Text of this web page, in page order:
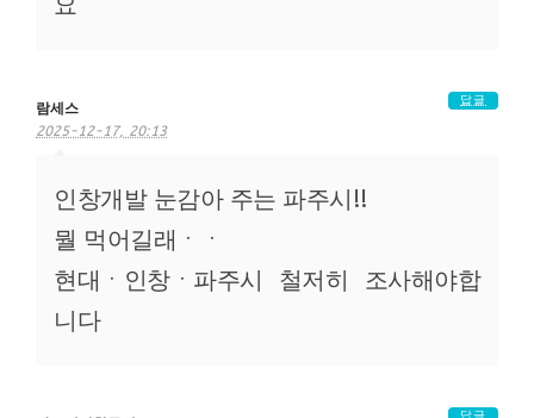
람세스
2025-12-17, 20:13
인창개발 눈감아 주는 파주시!!
뭘 먹어길래ㆍㆍ
현대ㆍ인창ㆍ파주시 철저히 조사해야합
니다
답글